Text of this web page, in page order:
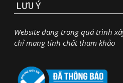
LƯU Ý
Website đang trong quá trình
chỉ mang tính chất tham khảo